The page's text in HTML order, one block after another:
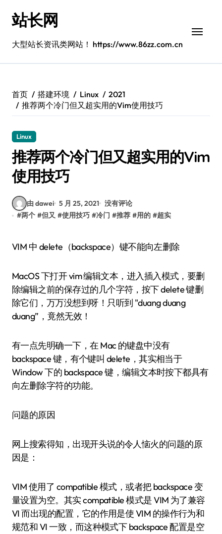
站长网
大型站长资讯类网站！ https://www.86zz.com.cn
首页 搭建环境 Linux
2021
推荐两个冷门但又超实用的Vim使用技巧
Linux
推荐两个冷门但又超实用的Vim
使用技巧
由 dawei 5 月 25, 2021 没有评论
#两个 #但又 #使用技巧 #冷门 #推荐 #用的 #超实
VIM 中 delete（backspace）键不能向左删除
MacOS 下打开 vim 编辑文本，进入插入模式，要删
除编辑之前的保存过的几个字符，按下 delete 键删
除它们，万万没想到呀！只听到 "duang duang
duang”，竟然无效！
有一点先明确一下，在 Mac 的键盘中没有
backspace 键，有个键叫 delete，其实相当于
Window 下的 backspace 键，编辑文本时按下都具有
向左删除字符的功能。
问题的原因
网上搜索得知，出现开头说的令人恼火的问题的原
因是：
VIM 使用了 compatible 模式，或者把 backspace 变
量设置为空。其实 compatible 模式是 VIM 为了兼容
VI 而出现的配置，它的作用是使 VIM 的操作行为和
规范和 VI 一致，而这种模式下 backspace 配置是空